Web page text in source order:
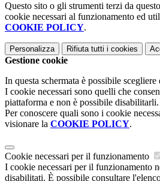
Questo sito o gli strumenti terzi da
cookie necessari al funzionamento ed
COOKIE POLICY.
Personalizza Rifiuta tutti i cookies
Gestione cookie
In questa schermata è possibile
I cookie necessari sono quelli che
piattaforma e non è possibile disabilitarli.
Per conoscere quali sono i cookie
visionare la COOKIE POLICY.
Cookie necessari per il funzionamento
I cookie necessari per il funzionamento
disabilitati. È possibile consultare